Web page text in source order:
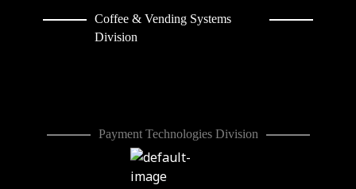
Coffee & Vending Systems
Division
Payment Technologies Division